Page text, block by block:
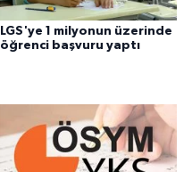
LGS'ye 1 milyonun üzerinde
öğrenci başvuru yaptı